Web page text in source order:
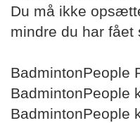
Du må ikke
mindre du har
BadmintonPeople
BadmintonPeople
BadmintonPeople